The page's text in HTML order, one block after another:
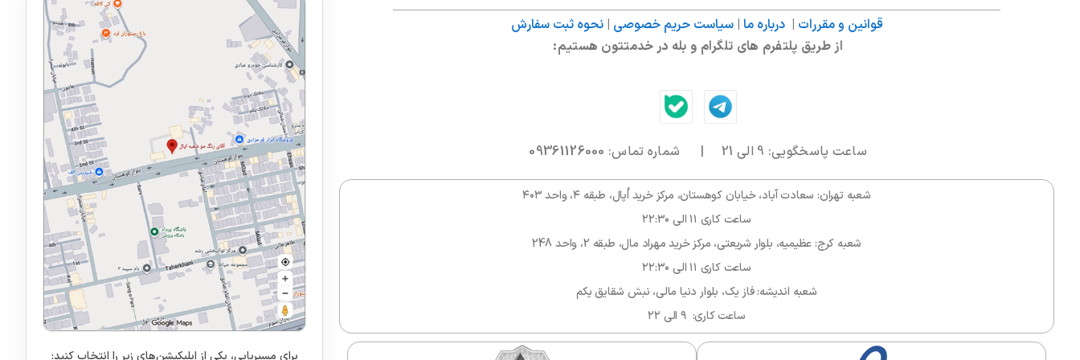
قوانین و مقررات |درباره ما |سیاست حریم خصوصی |نحوه ثبت سفارش
از طریق پلتفرم های تلگرام و بله در خدمتتون هستیم:
ساعت پاسخگویی: 9 الی 21 | شماره تماس: 09361126000
شعبه تهران: سعادت آباد، خیابان کوهستان، مرکز خرید اُپال، طبقه ۴، واحد ۴۰۳
ساعت کاری ۱۱ الی ۲۲:۳۰
شعبه کرج: عظیمیه، بلوار شریعتی، مرکز خرید مهراد مال، طبقه 2، واحد 248
ساعت کاری ۱۱ الی ۲۲:۳۰
شعبه اندیشه: فاز یک، بلوار دنیا مالی، نبش شقایق یکم
ساعت کاری: ۹ الی ۲۲
برای مسیریابی، یکی از اپلیکیشن‌های زیر را انتخاب کنید: